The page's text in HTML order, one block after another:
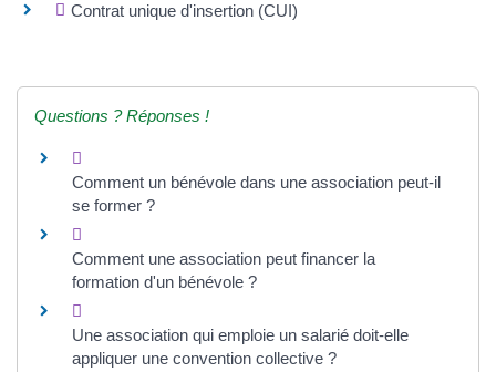
Contrat unique d'insertion (CUI)
Questions ? Réponses !
Comment un bénévole dans une association peut-il
se former ?
Comment une association peut financer la
formation d'un bénévole ?
Une association qui emploie un salarié doit-elle
appliquer une convention collective ?